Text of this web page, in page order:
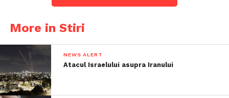
More in Stiri
NEWS ALERT
Atacul Israelului asupra Iranului